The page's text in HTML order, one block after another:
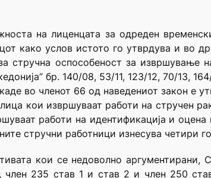
на лиценцата за одреден
како услов истото го утврдува и во
стручна оспособеност за извршување
бр. 140/08, 53/11, 123/12, 70/13,
во членот 66 од наведениот закон е
кои извршуваат работи на стручен
работи на идентификација и оцена
стручни работници изнесува четири
кои се недоволно
235 став 1 и став 2 и член 250